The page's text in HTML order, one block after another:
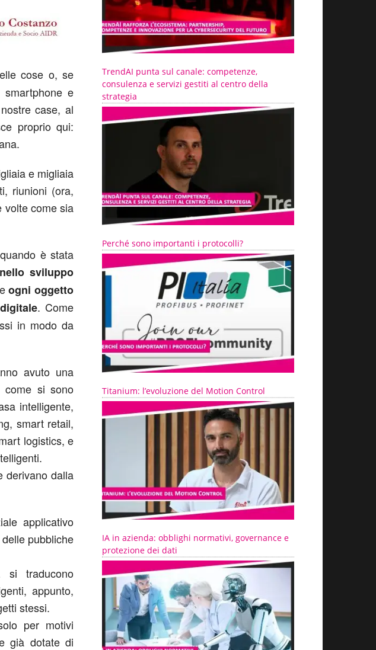
cose o, se
e
case, al
proprio qui:
e migliaia
riunioni (ora,
volte come sia
è stata
sviluppo
ogni oggetto
. Come
in modo da
avuto una
come si sono
intelligente,
smart retail,
logistics, e
derivano dalla
applicativo
pubbliche
traducono
appunto,
stessi.
per motivi
già dotate di
TrendAI punta sul canale: competenze,
consulenza e servizi gestiti al centro della
strategia
Perché sono importanti i protocolli?
Titanium: l’evoluzione del Motion Control
IA in azienda: obblighi normativi, governance e
protezione dei dati